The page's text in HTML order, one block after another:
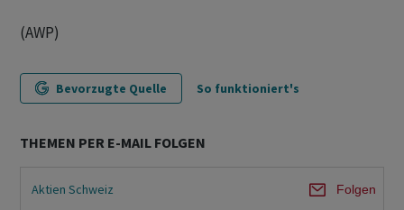
(AWP)
Bevorzugte Quelle So funktioniert's
THEMEN PER E-MAIL FOLGEN
Aktien Schweiz Folgen